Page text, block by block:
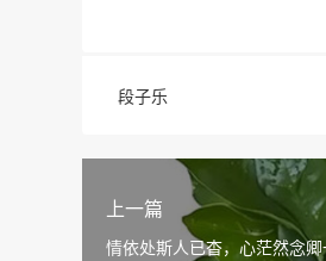
段子乐
上一篇
情依处斯人已杳，心茫然念